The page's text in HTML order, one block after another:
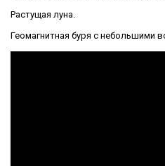
Растущая луна.
Геомагнитная буря с небольшими